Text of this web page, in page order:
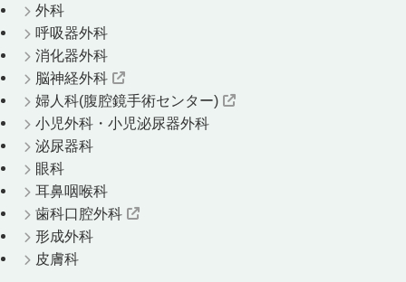
外科
呼吸器外科
消化器外科
脳神経外科
婦人科(腹腔鏡手術センター)
小児外科・小児泌尿器外科
泌尿器科
眼科
耳鼻咽喉科
歯科口腔外科
形成外科
皮膚科